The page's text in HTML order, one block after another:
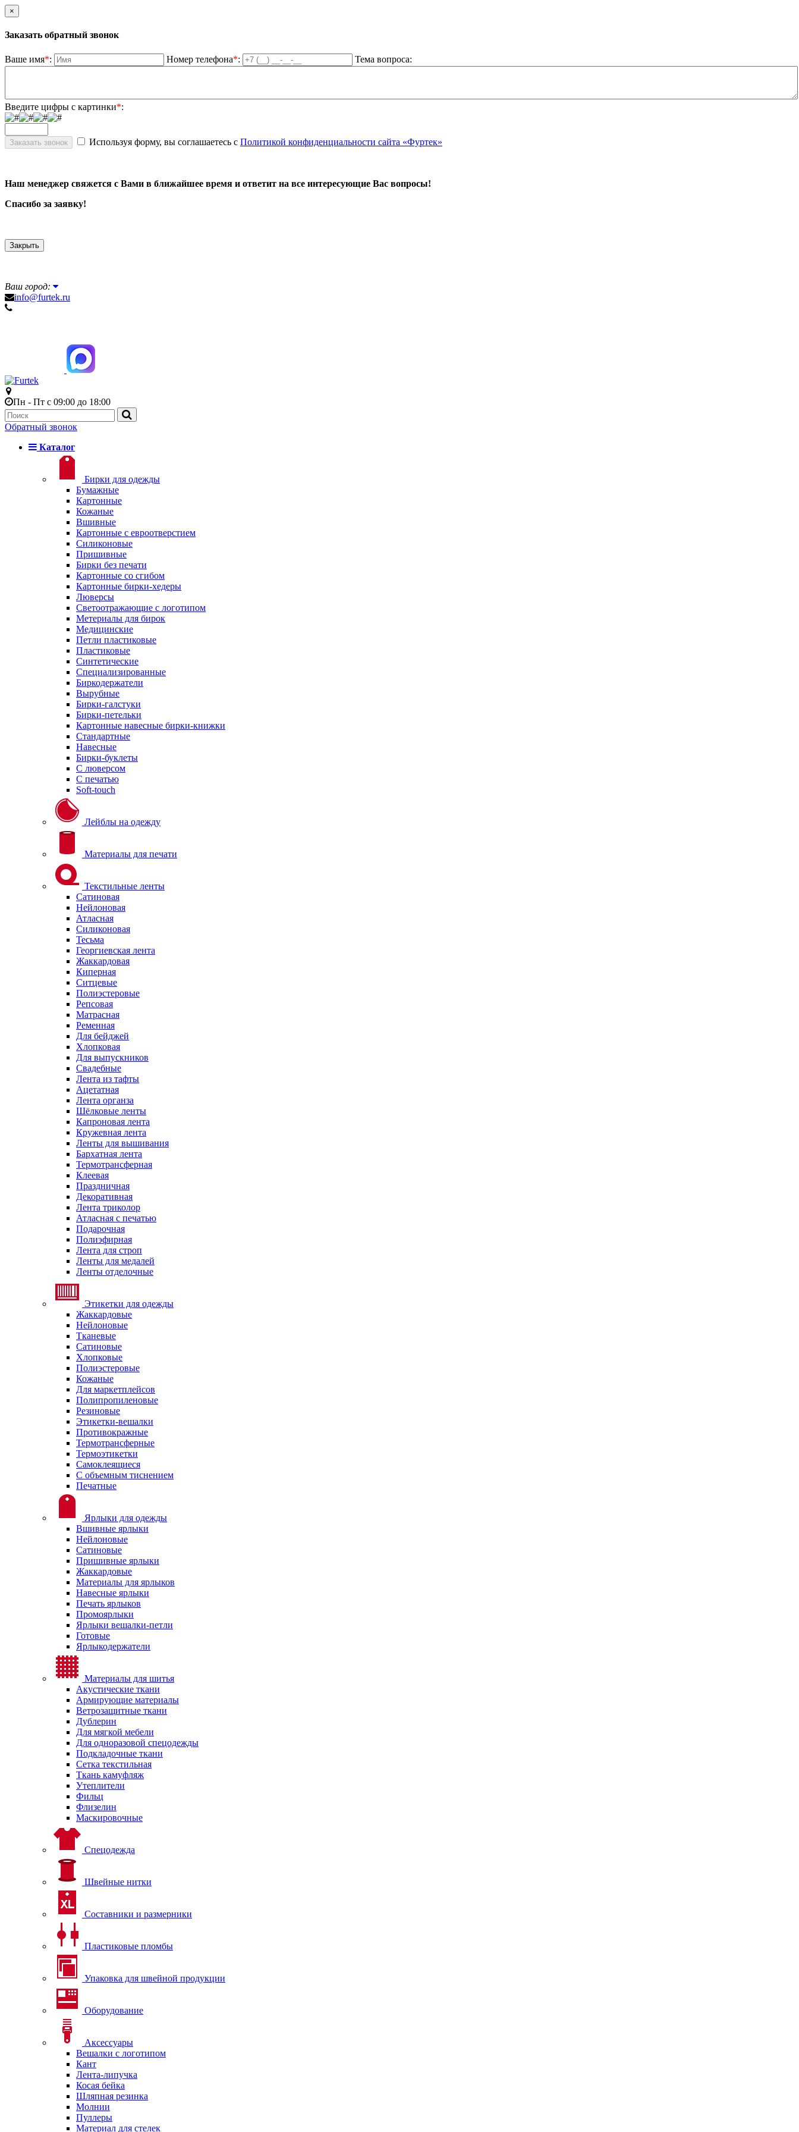
×
Заказать обратный звонок
Ваше имя*: Номер телефона*: Тема вопроса:
Введите цифры с картинки*:
Используя форму, вы соглашаетесь с Политикой конфиденциальности сайта «Фуртек»
Наш менеджер свяжется с Вами в ближайшее время и ответит на все интересующие Вас вопросы!
Спасибо за заявку!
Закрыть
Ваш город:
info@furtek.ru
Пн - Пт с 09:00 до 18:00
Обратный звонок
Каталог
Бирки для одежды
Бумажные
Картонные
Кожаные
Вшивные
Картонные с евроотверстием
Силиконовые
Пришивные
Бирки без печати
Картонные со сгибом
Картонные бирки-хедеры
Люверсы
Светоотражающие с логотипом
Метериалы для бирок
Медицинские
Петли пластиковые
Пластиковые
Синтетические
Специализированные
Биркодержатели
Вырубные
Бирки-галстуки
Бирки-петельки
Картонные навесные бирки-книжки
Стандартные
Навесные
Бирки-буклеты
С люверсом
С печатью
Soft-touch
Лейблы на одежду
Материалы для печати
Текстильные ленты
Сатиновая
Нейлоновая
Атласная
Силиконовая
Тесьма
Георгиевская лента
Жаккардовая
Киперная
Ситцевые
Полиэстеровые
Репсовая
Матрасная
Ременная
Для бейджей
Хлопковая
Для выпускников
Свадебные
Лента из тафты
Ацетатная
Лента органза
Шёлковые ленты
Капроновая лента
Кружевная лента
Ленты для вышивания
Бархатная лента
Термотрансферная
Клеевая
Праздничная
Декоративная
Лента триколор
Атласная с печатью
Подарочная
Полиэфирная
Лента для строп
Ленты для медалей
Ленты отделочные
Этикетки для одежды
Жаккардовые
Нейлоновые
Тканевые
Сатиновые
Хлопковые
Полиэстеровые
Кожаные
Для маркетплейсов
Полипропиленовые
Резиновые
Этикетки-вешалки
Противокражные
Термотрансферные
Термоэтикетки
Самоклеящиеся
С объемным тиснением
Печатные
Ярлыки для одежды
Вшивные ярлыки
Нейлоновые
Сатиновые
Пришивные ярлыки
Жаккардовые
Материалы для ярлыков
Навесные ярлыки
Печать ярлыков
Промоярлыки
Ярлыки вешалки-петли
Готовые
Ярлыкодержатели
Материалы для шитья
Акустические ткани
Армирующие материалы
Ветрозащитные ткани
Дублерин
Для мягкой мебели
Для одноразовой спецодежды
Подкладочные ткани
Сетка текстильная
Ткань камуфляж
Утеплители
Фильц
Флизелин
Маскировочные
Спецодежда
Швейные нитки
Составники и размерники
Пластиковые пломбы
Упаковка для швейной продукции
Оборудование
Аксессуары
Вешалки с логотипом
Кант
Лента-липучка
Косая бейка
Шляпная резинка
Молнии
Пуллеры
Материал для стелек